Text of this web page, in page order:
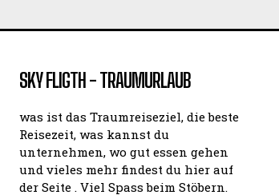
SKY FLIGTH - TRAUMURLAUB
was ist das Traumreiseziel, die beste
Reisezeit, was kannst du
unternehmen, wo gut essen gehen
und vieles mehr findest du hier auf
der Seite . Viel Spass beim Stöbern.